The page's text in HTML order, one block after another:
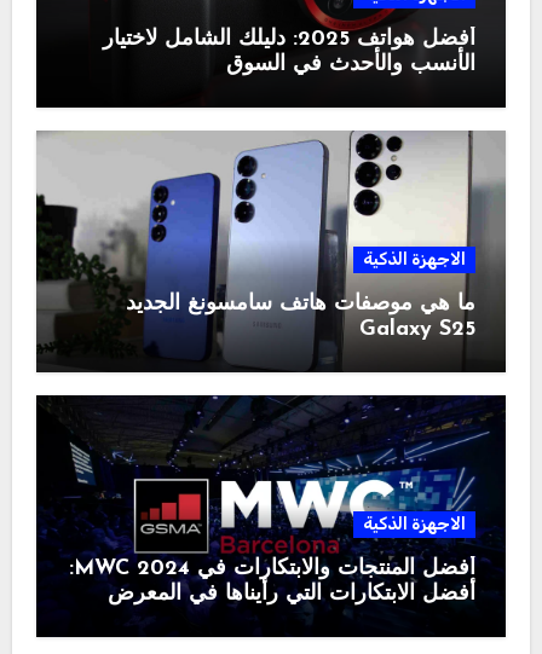
أفضل هواتف 2025: دليلك الشامل لاختيار
الأنسب والأحدث في السوق
الاجهزة الذكية
ما هي موصفات هاتف سامسونغ الجديد
Galaxy S25
الاجهزة الذكية
أفضل المنتجات والابتكارات في MWC 2024:
أفضل الابتكارات التي رأيناها في المعرض